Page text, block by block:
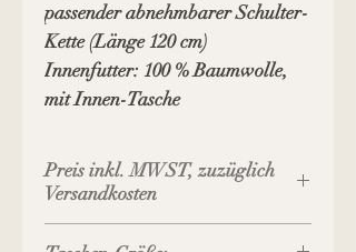
passender abnehmbarer Schulter-
Kette (Länge 120 cm)
Innenfutter: 100 % Baumwolle,
mit Innen-Tasche
Preis inkl. MWST, zuzüglich
Versandkosten